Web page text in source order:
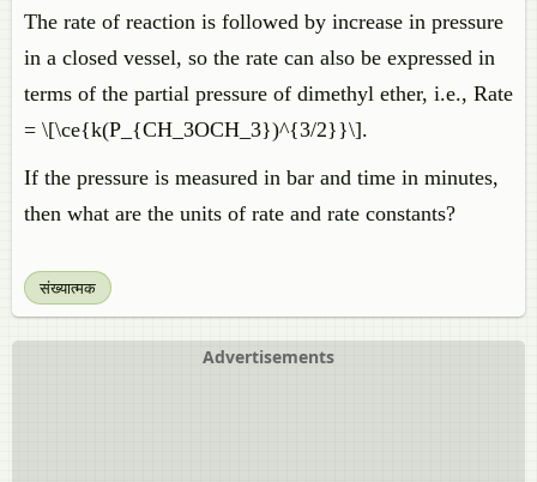
The rate of reaction is followed by increase in pressure
in a closed vessel, so the rate can also be expressed in
terms of the partial pressure of dimethyl ether, i.e., Rate
= \[\ce{k(P_{CH_3OCH_3})^{3/2}}\].
If the pressure is measured in bar and time in minutes,
then what are the units of rate and rate constants?
संख्यात्मक
Advertisements